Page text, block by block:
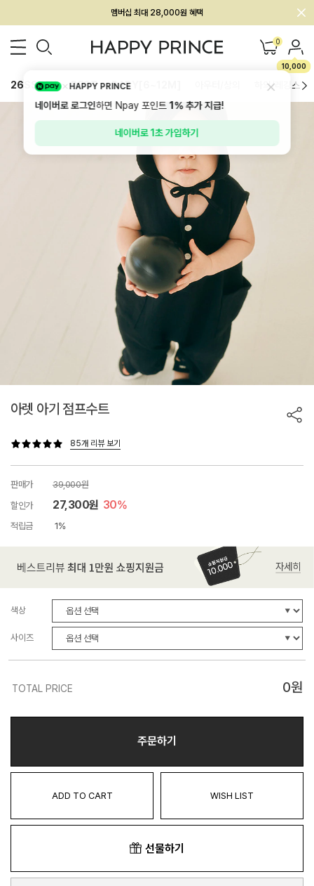
회원전용 아울렛, 가입하면 ~60% 할인!
멤버십 최대 28,000원 혜택 0
10,000
26SS 신상 BEST BABY[6~12M] 하의/레깅스
아렛 아기 점프수트
85개 리뷰 보기
판매가
39,000원
할인가
27,300원 30%
적립금 1%
색상
사이즈
TOTAL PRICE 0원
주문하기
ADD TO CART WISH LIST
선물하기
HAPPY PRINCE
네이버로 로그인하면 Npay 포인트1%추가 지급!
네이버로 1초 가입하기